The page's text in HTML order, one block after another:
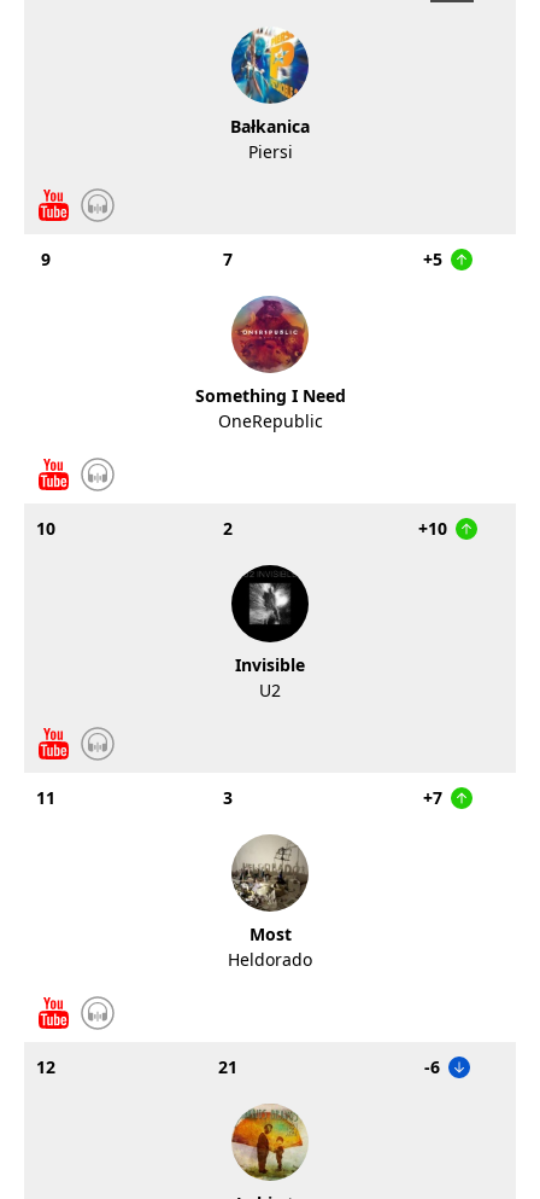
Bałkanica
Piersi
9 7 +5
Something I Need
OneRepublic
10 2 +10
Invisible
U2
11 3 +7
Most
Heldorado
12 21 -6